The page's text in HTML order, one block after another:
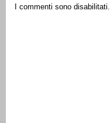
I commenti sono disabilitati.